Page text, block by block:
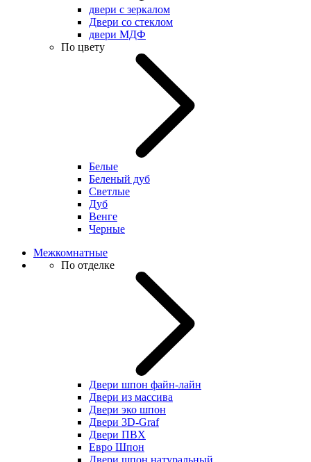
двери с зеркалом
Двери со стеклом
двери МДФ
По цвету
Белые
Беленый дуб
Светлые
Дуб
Венге
Черные
Межкомнатные
По отделке
Двери шпон файн-лайн
Двери из массива
Двери эко шпон
Двери 3D-Graf
Двери ПВХ
Евро Шпон
Двери шпон натуральный